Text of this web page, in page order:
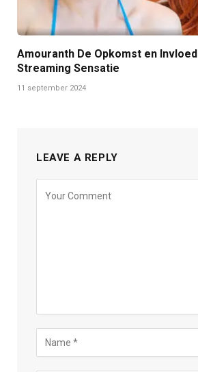
Amouranth De Opkomst en
Streaming Sensatie
11 september 2024
LEAVE A REPLY